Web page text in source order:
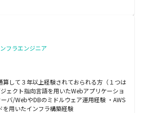
フラエンジニア
算して３年以上経験されておられる方（１つは
ェクト指向言語を用いたWebアプリケーショ
バ/WebやDBのミドルウェア運用経験 ・AWS
を用いたインフラ構築経験